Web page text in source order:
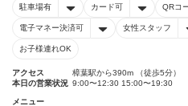
駐車場有 カード可 QRコ
電子マネー決済可 女性スタッフ
お子様連れOK
アクセス
樟葉駅から390m （徒歩5分）
本日の営業状況 9:00〜12:30 15:00〜19:30
メニュー